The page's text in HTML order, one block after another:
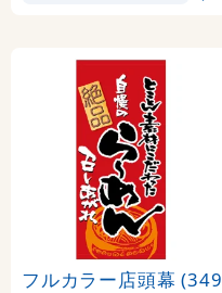
フルカラー店頭幕 (349